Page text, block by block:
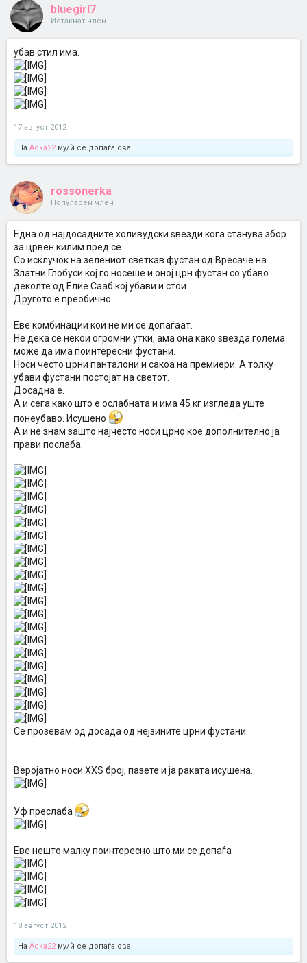
bluegirl7
Истакнат член
убав стил има.
17 август 2012
На Acka22му/ѝ се допаѓа ова.
rossonerka
Популарен член
Eдна од најдосадните холивудски ѕвезди кога станува збор
за црвен килим пред се.
Со исклучок на зелениот светкав фустан од Вресаче на
Златни Глобуси кој го носеше и оној црн фустан со убаво
деколте oд Елие Сааб кој убави и стои.
Другото е преобично.
Еве комбинации кои не ми се допаѓаат.
Не дека се некои огромни утки, ама она како ѕвезда голема
може да има поинтересни фустани.
Носи често црни панталони и сакоа на премиери. А толку
убави фустани постојат на светот.
Досадна е.
A и сега како што е ослабната и има 45 кг изгледа уште
понеубаво. Исушено
А и не знам зашто најчесто носи црно кое дополнително ја
прави послаба.
Се прозевам од досада од нејзините црни фустани.
Веројатно носи XXS број, пазете и ја раката исушена.
Уф преслаба
Еве нешто малку поинтересно што ми се допаѓа
18 август 2012
На Acka22му/ѝ се допаѓа ова.